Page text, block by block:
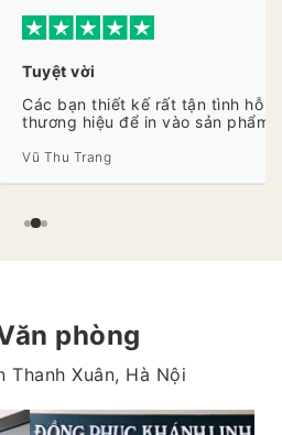
tình hỗ trợ thiết kế Logo
phẩm
phòng
Thanh Xuân, Hà Nội